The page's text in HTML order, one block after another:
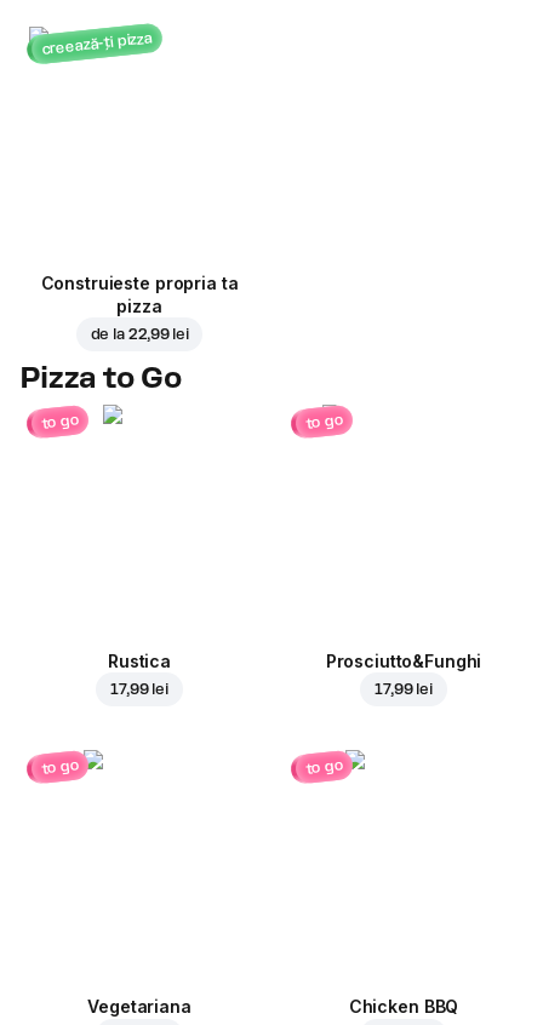
creează-ți pizza
Construieste propria ta
pizza
de la 22,99 lei
Pizza to Go
to go
Rustica
17,99 lei
to go
Prosciutto&Funghi
17,99 lei
to go
Vegetariana
to go
Chicken BBQ